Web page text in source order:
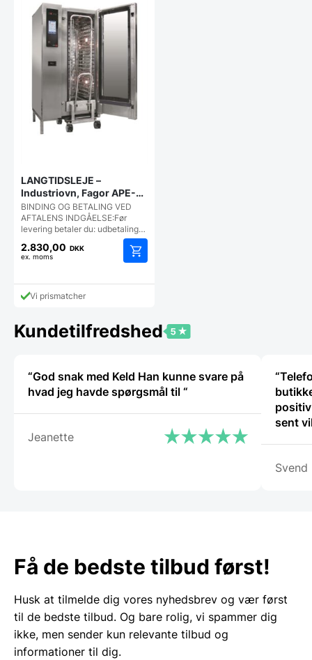
LANGTIDSLEJE –
Industriovn, Fagor APE-
201, 20 stik ovn
BINDING OG BETALING VED
AFTALENS INDGÅELSE:Før
levering betaler du: udbetaling…
2.830,00 DKK
ex. moms
Vi prismatcher
Kundetilfredshed
“God snak med Keld Han kunne svare på
hvad jeg havde spørgsmål til “
Jeanette
sent
Svend
Få de bedste tilbud først!
Husk at tilmelde dig vores nyhedsbrev og vær først
til de bedste tilbud. Og bare rolig, vi spammer dig
ikke, men sender kun relevante tilbud og
informationer til dig.